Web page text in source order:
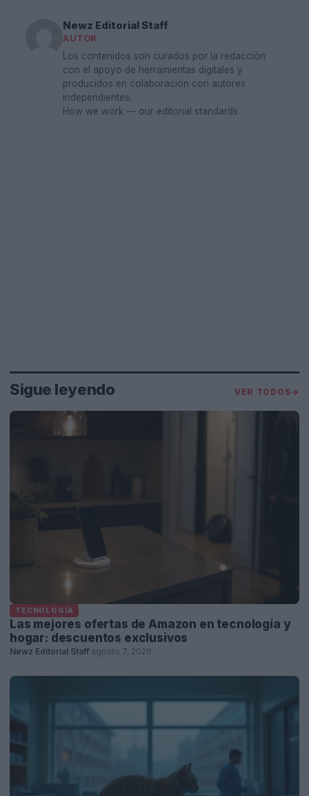
Newz Editorial Staff
AUTOR
Los contenidos son curados por la redacción
con el apoyo de herramientas digitales y
producidos en colaboración con autores
independientes.
How we work — our editorial standards
Sigue leyendo VER TODOS→
TECNOLOGÍA
Las mejores ofertas de Amazon en tecnología y
hogar: descuentos exclusivos
Newz Editorial Staff agosto 7, 2026